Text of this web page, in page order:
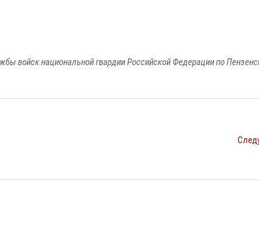
войск национальной гвардии Российской Федерации по